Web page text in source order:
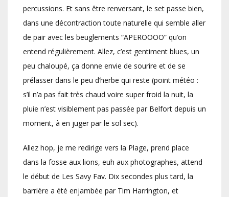
percussions. Et sans être renversant, le set passe bien,
dans une décontraction toute naturelle qui semble aller
de pair avec les beuglements “APEROOOO” qu’on
entend régulièrement. Allez, c’est gentiment blues, un
peu chaloupé, ça donne envie de sourire et de se
prélasser dans le peu d’herbe qui reste (point météo :
s’il n’a pas fait très chaud voire super froid la nuit, la
pluie n’est visiblement pas passée par Belfort depuis un
moment, à en juger par le sol sec).
Allez hop, je me redirige vers la Plage, prend place
dans la fosse aux lions, euh aux photographes, attend
le début de Les Savy Fav. Dix secondes plus tard, la
barrière a été enjambée par Tim Harrington, et